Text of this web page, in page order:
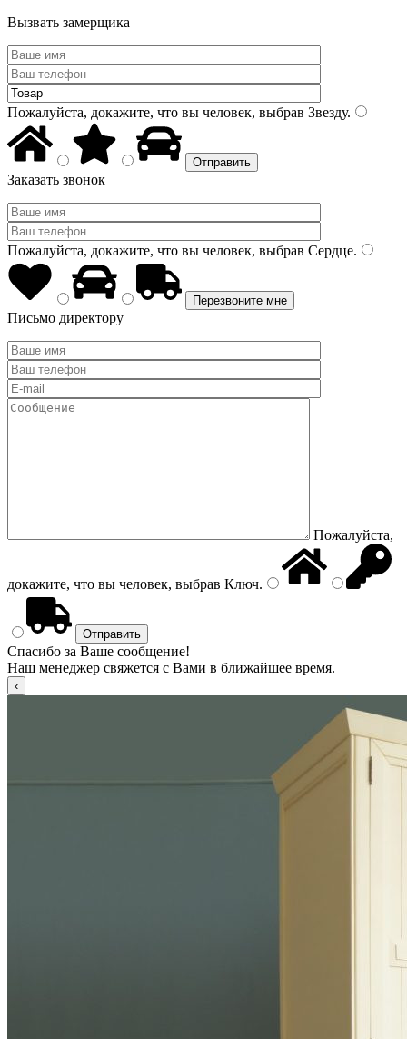
Вызвать замерщика
Пожалуйста, докажите, что вы человек, выбрав Звезду.
Заказать звонок
Пожалуйста, докажите, что вы человек, выбрав Сердце.
Письмо директору
Пожалуйста,
докажите, что вы человек, выбрав Ключ.
Спасибо за Ваше сообщение!
Наш менеджер свяжется с Вами в ближайшее время.